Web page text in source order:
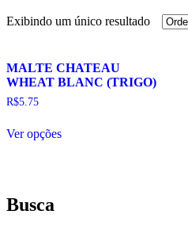
Exibindo um único resultado
MALTE CHATEAU
WHEAT BLANC (TRIGO)
R$5.75
Ver opçõesproduct
Busca